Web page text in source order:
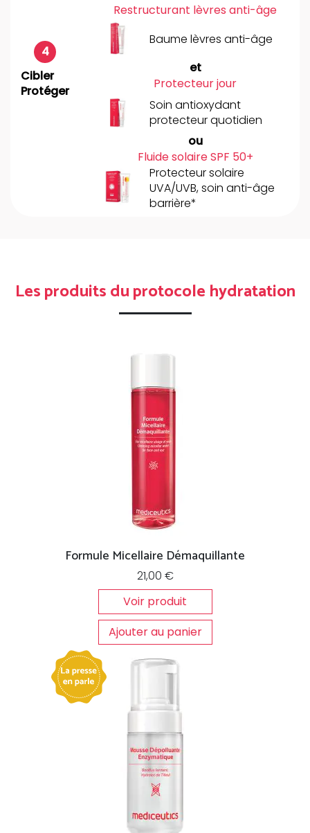
Cibler
Protéger
Restructurant lèvres anti-âge
Baume lèvres anti-âge
et
Protecteur jour
Soin antioxydant
protecteur quotidien
ou
Fluide solaire SPF 50+
Protecteur solaire
UVA/UVB, soin anti-âge
barrière*
Les produits du protocole hydratation
Formule Micellaire Démaquillante
21,00 €
Voir produit
Ajouter au panier